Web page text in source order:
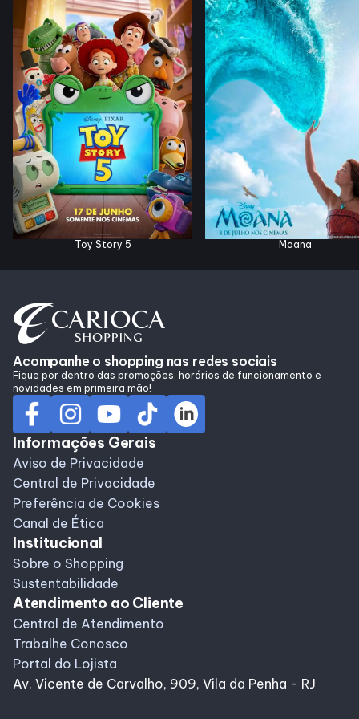
Horários
Entretenimento
Cinema
Fique por dentro
Eventos
Lojas
Alimentação
Programa de benefícios
Toy Story 5 Moana
Acompanhe o shopping nas redes sociais
Fique por dentro das promoções, horários de funcionamento e
novidades em primeira mão!
Informações Gerais
Aviso de Privacidade
Central de Privacidade
Preferência de Cookies
Canal de Ética
Institucional
Sobre o Shopping
Sustentabilidade
Atendimento ao Cliente
Central de Atendimento
Trabalhe Conosco
Portal do Lojista
Av. Vicente de Carvalho, 909, Vila da Penha - RJ